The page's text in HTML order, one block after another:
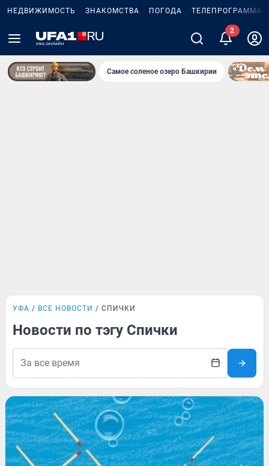
НЕДВИЖИМОСТЬ ЗНАКОМСТВА ПОГОДА ТЕЛЕПРОГРАММА
Самое соленое озеро Башкирии
УФА ВСЕ НОВОСТИ СПИЧКИ
Новости по тэгу Спички